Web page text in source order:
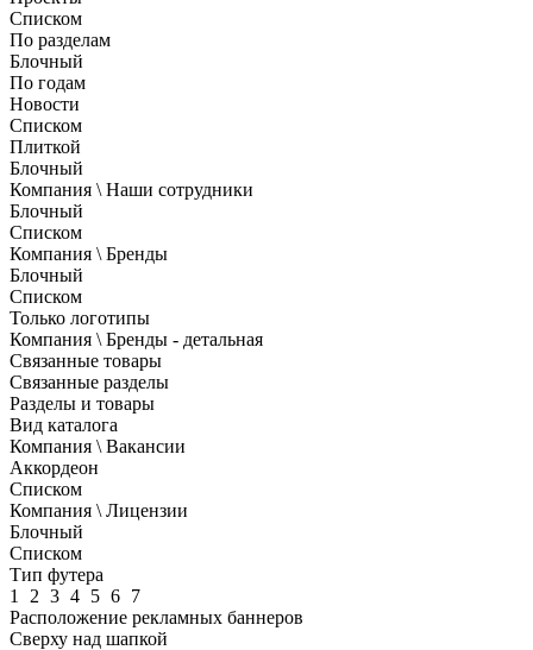
Списком
По разделам
Блочный
По годам
Новости
Списком
Плиткой
Блочный
Компания \ Наши сотрудники
Блочный
Списком
Компания \ Бренды
Блочный
Списком
Только логотипы
Компания \ Бренды - детальная
Связанные товары
Связанные разделы
Разделы и товары
Вид каталога
Компания \ Вакансии
Аккордеон
Списком
Компания \ Лицензии
Блочный
Списком
Тип футера
1
2 3 4 5 6 7
Расположение рекламных баннеров
Сверху над шапкой